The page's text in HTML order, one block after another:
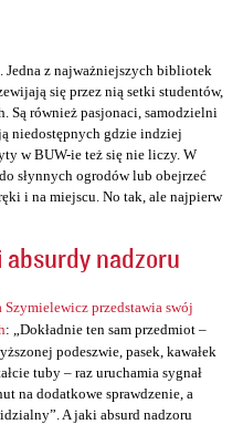
Jedna z najważniejszych bibliotek
się przez nią setki studentów,
Są również pasjonaci, samodzielni
niedostępnych gdzie indziej
w BUW-ie też się nie liczy. W
słynnych ogrodów lub obejrzeć
i na miejscu. No tak, ale najpierw
nadzoru
przedstawia swój
: „Dokładnie ten sam przedmiot –
podeszwie, pasek, kawałek
tuby – raz uruchamia sygnał
na dodatkowe sprawdzenie, a
A jaki absurd nadzoru